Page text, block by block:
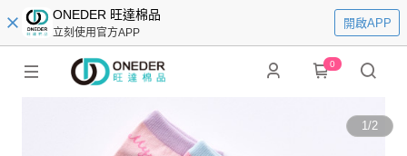
ONEDER 旺達棉品
立刻使用官方APP
開啟APP
0
1/2